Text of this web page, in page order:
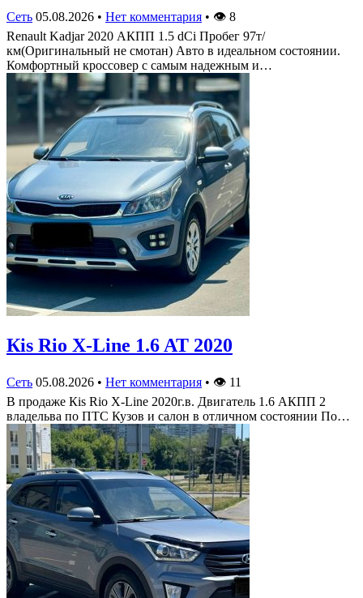
Сеть 05.08.2026 • Нет комментария • 👁 8
Renault Kadjar 2020 АКПП 1.5 dCi Пробег 97т/
км(Оригинальный не смотан) Авто в идеальном состоянии.
Комфортный кроссовер с самым надежным и…
Кis Rio X-Line 1.6 AT 2020
Сеть 05.08.2026 • Нет комментария • 👁 11
В продаже Кis Rio X-Line 2020г.в. Двигатель 1.6 АКПП 2
владельва по ПТС Кузов и салон в отличном состоянии По…